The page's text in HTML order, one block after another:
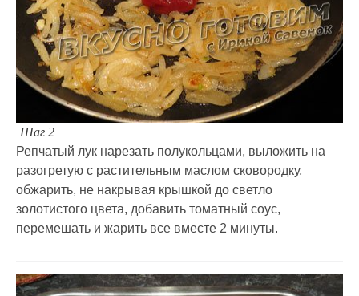
Шаг 2
Репчатый лук нарезать полукольцами, выложить на
разогретую с растительным маслом сковородку,
обжарить, не накрывая крышкой до светло
золотистого цвета, добавить томатный соус,
перемешать и жарить все вместе 2 минуты.